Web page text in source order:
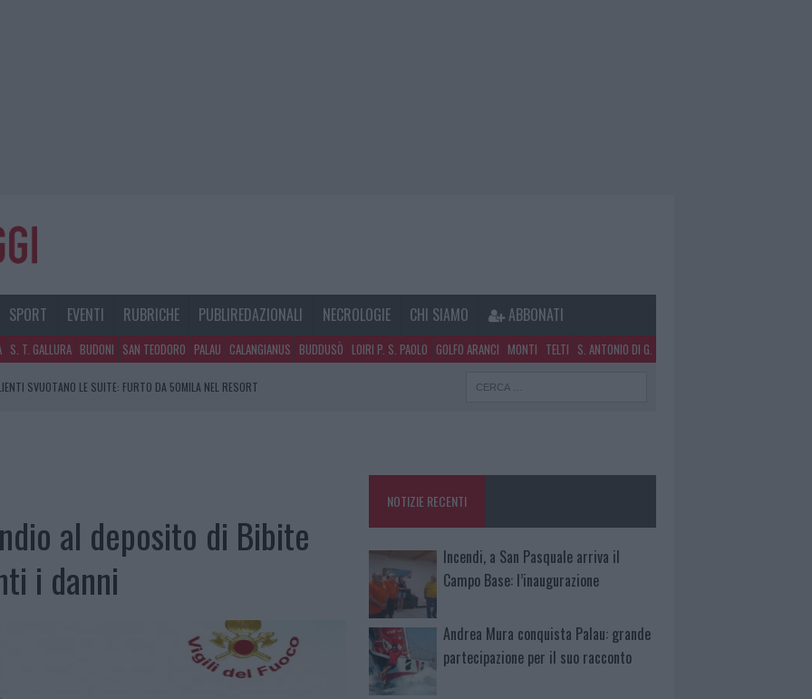
SPORT EVENTI RUBRICHE PUBLIREDAZIONALI NECROLOGIE CHI SIAMO ABBONATI
S. T. GALLURA BUDONI SAN TEODORO PALAU CALANGIANUS BUDDUSÒ LOIRI P. S. PAOLO GOLFO ARANCI MONTI TELTI S. ANTONIO DI G.
SVUOTANO LE SUITE: FURTO DA 50MILA NEL RESORT
al deposito di Bibite
i danni
NOTIZIE RECENTI
Incendi, a San Pasquale arriva il
Campo Base: l’inaugurazione
Andrea Mura conquista Palau: grande
partecipazione per il suo racconto